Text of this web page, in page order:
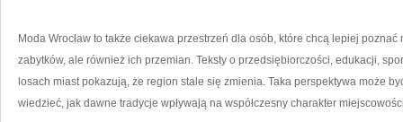
Moda Wrocław to także ciekawa przestrzeń dla osób, które chcą lepiej
zabytków, ale również ich przemian. Teksty o przedsiębiorczości, edukacji,
losach miast pokazują, że region stale się zmienia. Taka perspektywa może
wiedzieć, jak dawne tradycje wpływają na współczesny charakter